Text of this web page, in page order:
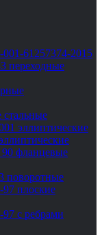
61257374-2015
переходные
стальные
эллиптические
фланцевые
поворотные
плоские
с ребрами